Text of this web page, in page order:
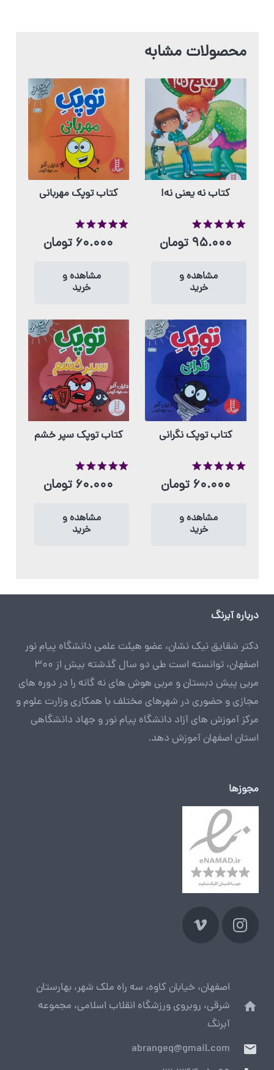
محصولات مشابه
کتاب نه یعنی نه!
95.000 تومان
مشاهده و
خرید
کتاب توپک مهربانی
60.000 تومان
مشاهده و
خرید
کتاب توپک نگرانی
60.000 تومان
مشاهده و
خرید
کتاب توپک سپر خشم
60.000 تومان
مشاهده و
خرید
درباره آبرنگ
دکتر شقایق نیک نشان، عضو هیئت علمی دانشگاه پیام نور
اصفهان، توانسته است طی دو سال گذشته بیش از 300
مربی پیش دبستان و مربی هوش های نه گانه را در دوره های
مجازی و حضوری در شهرهای مختلف با همکاری وزارت علوم و
مرکز آموزش های آزاد دانشگاه پیام نور و جهاد دانشگاهی
استان اصفهان آموزش دهد.
مجوزها
home
اصفهان، خیابان کاوه، سه راه ملک شهر، بهارستان
شرقی، روبروی ورزشگاه انقلاب اسلامی، مجموعه
آبرنگ
mail
abrangeq@gmail.com